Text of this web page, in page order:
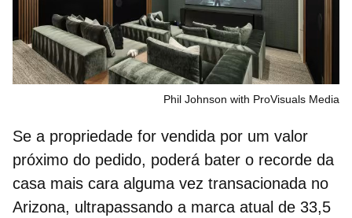
Phil Johnson with ProVisuals Media
Se a propriedade for vendida por um valor
próximo do pedido, poderá bater o recorde da
casa mais cara alguma vez transacionada no
Arizona, ultrapassando a marca atual de 33,5